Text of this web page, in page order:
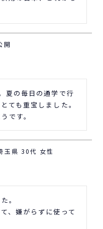
開
夏の毎日の通学で行
ても重宝しました。
です。
玉県 30代 女性
。
、嫌がらずに使って